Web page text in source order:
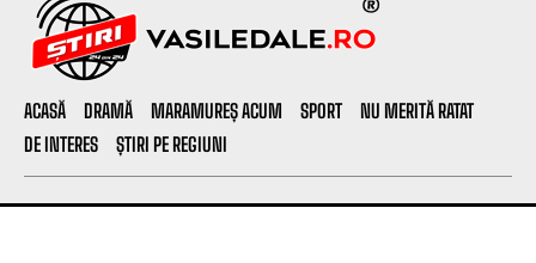
ACASĂ DRAMĂ MARAMUREȘ ACUM SPORT
NU MERITĂ RATAT
DE INTERES
ȘTIRI PE REGIUNI